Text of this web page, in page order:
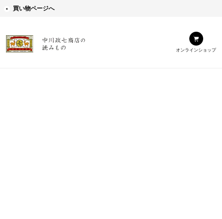
買い物ページへ
オンラインショップ